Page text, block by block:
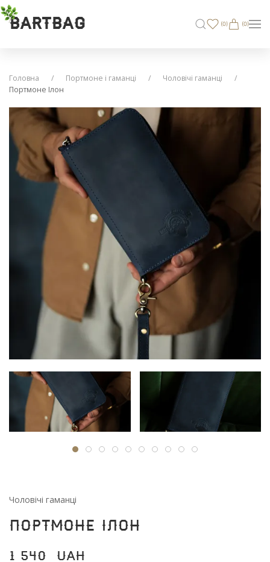
BARTBAG (0) (0)
Головна Портмоне і гаманці
Чоловічі гаманці
Портмоне Ілон
Чоловічі гаманці
Портмоне Ілон
1 540 UAH